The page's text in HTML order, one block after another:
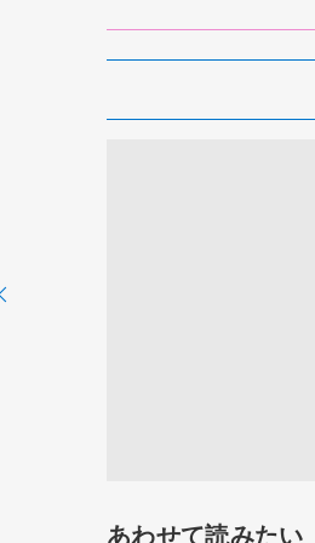
あわせて読みたい